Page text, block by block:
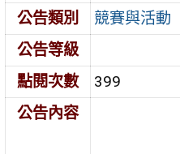
公告類別
競賽與活動
公告等級
點閱次數
399
公告內容